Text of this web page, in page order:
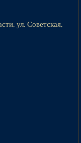
ул. Советская,